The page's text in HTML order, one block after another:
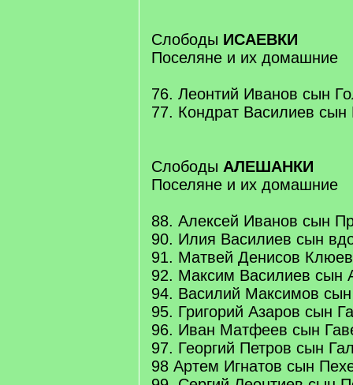
Слободы ИСАЕВКИ
Поселяне и их домашние
76. Леонтий Иванов сын
77. Кондрат Василиев
Слободы АЛЕШАНКИ
Поселяне и их домашние
88. Алексей Иванов сын
90. Илия Василиев сын
91. Матвей Денисов
92. Максим Василиев сын
94. Василий Максимов
95. Григорий Азаров сын
96. Иван Матфеев сын
97. Георгий Петров сын
98 Артем Игнатов сын